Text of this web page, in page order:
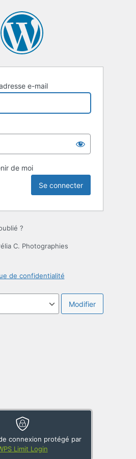
e-mail
connexion protégé par
Limit Login
de moi
?
C. Photographies
de confidentialité